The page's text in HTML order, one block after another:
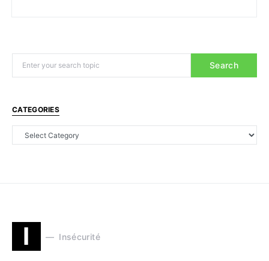
Search
CATEGORIES
I Insécurité